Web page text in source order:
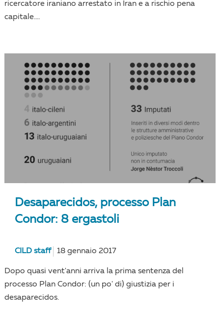
ricercatore iraniano arrestato in Iran e a rischio pena
capitale....
Desaparecidos, processo Plan
Condor: 8 ergastoli
CILD staff 18 gennaio 2017
Dopo quasi vent'anni arriva la prima sentenza del
processo Plan Condor: (un po' di) giustizia per i
desaparecidos.